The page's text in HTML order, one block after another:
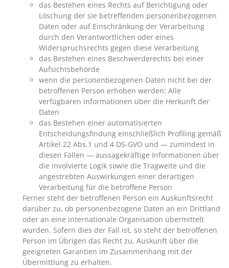
das Bestehen eines Rechts auf Berichtigung oder
Löschung der sie betreffenden personenbezogenen
Daten oder auf Einschränkung der Verarbeitung
durch den Verantwortlichen oder eines
Widerspruchsrechts gegen diese Verarbeitung
das Bestehen eines Beschwerderechts bei einer
Aufsichtsbehörde
wenn die personenbezogenen Daten nicht bei der
betroffenen Person erhoben werden: Alle
verfügbaren Informationen über die Herkunft der
Daten
das Bestehen einer automatisierten
Entscheidungsfindung einschließlich Profiling gemäß
Artikel 22 Abs.1 und 4 DS-GVO und — zumindest in
diesen Fällen — aussagekräftige Informationen über
die involvierte Logik sowie die Tragweite und die
angestrebten Auswirkungen einer derartigen
Verarbeitung für die betroffene Person
Ferner steht der betroffenen Person ein Auskunftsrecht
darüber zu, ob personenbezogene Daten an ein Drittland
oder an eine internationale Organisation übermittelt
wurden. Sofern dies der Fall ist, so steht der betroffenen
Person im Übrigen das Recht zu, Auskunft über die
geeigneten Garantien im Zusammenhang mit der
Übermittlung zu erhalten.